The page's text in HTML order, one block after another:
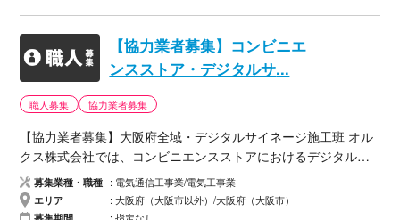
ど、、、 希望範囲等、何で
もご相談ください！！ 通える範囲が広いほど、
選択肢も広がります （車通勤が必
須！！） ■ 勤務時間 ：（例）７：００から１６：００前後 ※
に対応していただく必要があります。 早く終わる日も、待機が
あったり多少長い日も含め、この日当になります。 ご了承くだ
さい。 ■ 休 日 ：土・日・祝日 ■ 応募資格 ：
未経験OK・学歴・年齢不問（２０～５７）それ以上は応相談 ■
【協力業者募集】コンビニエ
ンスストア・デジタルサ...
職人募集 協力業者募集
【協力業者募集】大阪府全域・デジタルサイネージ施工班 オル
クス株式会社では、コンビニエンスストアにおけるデジタルサ
イネージ設置工事の拡大に伴い、継続して施工にご協力いただ
ける施工班・協力業者様を募集しています。 ■主な工事内容 ・
ディスプレイ、デジタルサイネージ機器の設置 ・天井内下地
募集業種・職種
電気通信工事業/電気工事業
エリア
大阪府（大阪市以外）/大阪府（大阪市）